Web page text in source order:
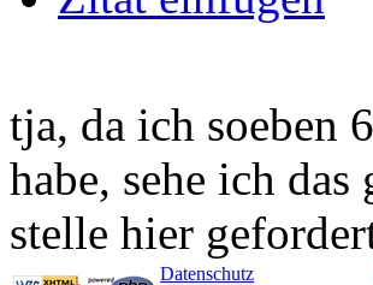
tja, da ich soeben
habe, sehe ich
stelle hier
Datenschutz